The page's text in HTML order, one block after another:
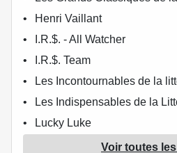
Henri Vaillant
I.R.$. - All Watcher
I.R.$. Team
Les Incontournables de la
Les Indispensables de la
Lucky Luke
Michel VaillantVoir toutes